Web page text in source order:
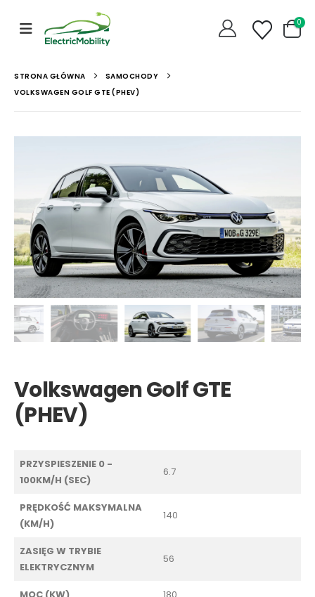
0
STRONA GŁÓWNA
SAMOCHODY
VOLKSWAGEN GOLF GTE (PHEV)
Volkswagen Golf GTE
(PHEV)
PRZYSPIESZENIE 0 -
100KM/H (SEC)
6.7
PRĘDKOŚĆ MAKSYMALNA
(KM/H)
140
ZASIĘG W TRYBIE
ELEKTRYCZNYM
56
MOC (KW) 180